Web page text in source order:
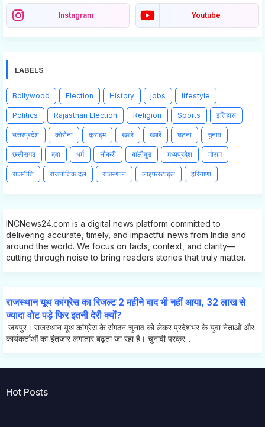
Instagram Youtube
LABELS
Bollywood Election History jobs lifestyle
Politics Rajasthan Election Religion Sports इतिहास
उत्तरप्रदेश कोरोना क्राइम खबरे खबरें घटना चुनाव
छत्तीसगढ़ दवा धर्म नौकरी बॉलीवुड मध्यप्रदेश मौसम
राजनीति राजनीतिक दल राजस्थान लाइफस्टाइल हरियाणा
INCNews24.com is a digital news platform committed to
delivering accurate, timely, and impactful news from India and
around the world. We focus on facts, context, and clarity—
cutting through noise to bring readers stories that truly matter.
राजस्थान यूथ कांग्रेस का रिजल्ट 2 महीने बाद भी नहीं आया, 32 लाख से
ज्यादा वोट पड़े फिर इतनी देरी क्यों?
जयपुर। राजस्थान यूथ कांग्रेस के संगठन चुनाव को लेकर प्रदेशभर के युवा नेताओं और
कार्यकर्ताओं का इंतजार लगातार बढ़ता जा रहा है। चुनावी प्रक्र...
Hot Posts